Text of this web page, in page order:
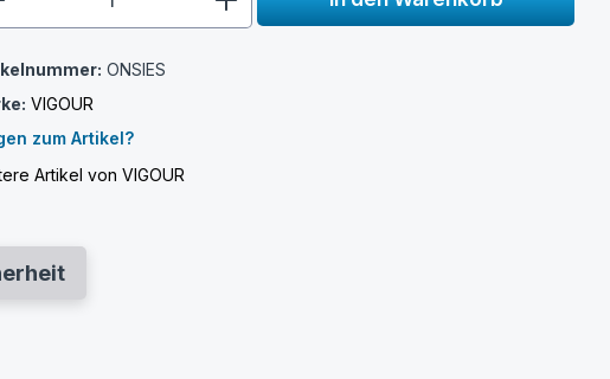
ONSIES
VIGOUR
zum Artikel?
Artikel von VIGOUR